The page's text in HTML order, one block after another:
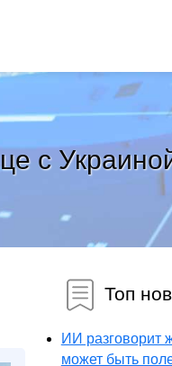
с
Топ
ИИ разговорит
может быть